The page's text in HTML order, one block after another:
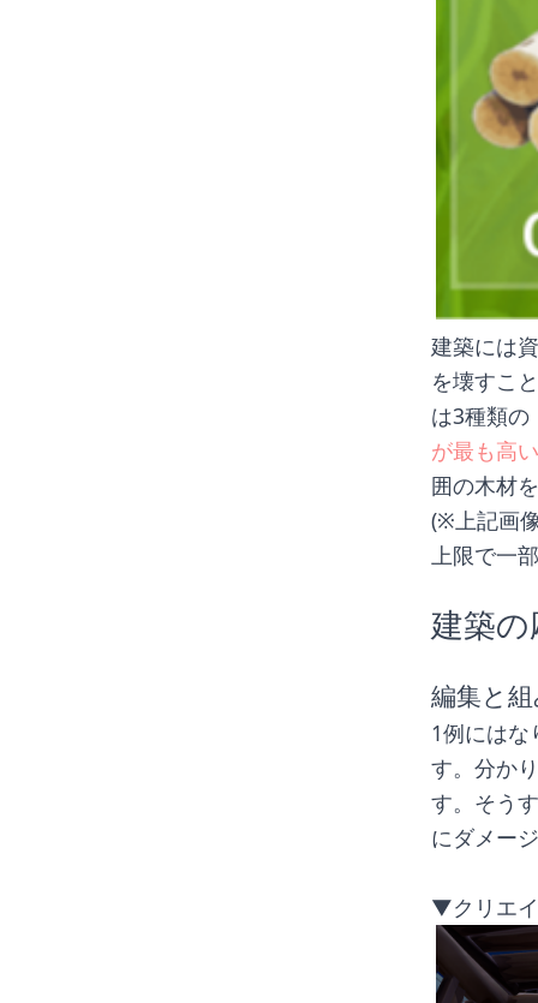
建築には
を壊すこ
は3種類の
が最も高い
囲の木材
(※上記画
上限で一
建築
編集と
1例にはな
す。分か
す。そう
にダメー
▼クリエ